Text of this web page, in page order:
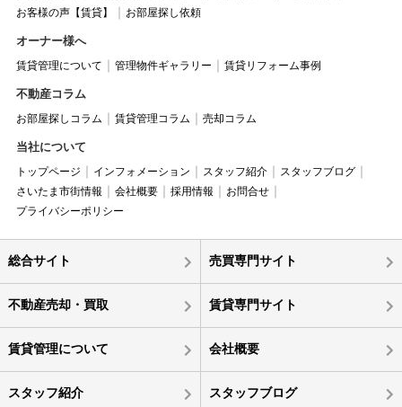
お客様の声【賃貸】
お部屋探し依頼
オーナー様へ
賃貸管理について 管理物件ギャラリー 賃貸リフォーム事例
不動産コラム
お部屋探しコラム 賃貸管理コラム 売却コラム
当社について
トップページ インフォメーション スタッフ紹介
スタッフブログ
さいたま市街情報
会社概要 採用情報
お問合せ
プライバシーポリシー
総合サイト 売買専門サイト
不動産売却・買取 賃貸専門サイト
賃貸管理について 会社概要
スタッフ紹介 スタッフブログ